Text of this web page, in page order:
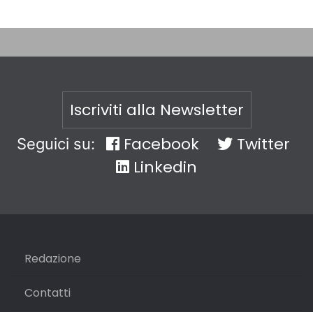
Iscriviti alla Newsletter
Seguici su: Facebook
Twitter
Linkedin
Redazione
Contatti